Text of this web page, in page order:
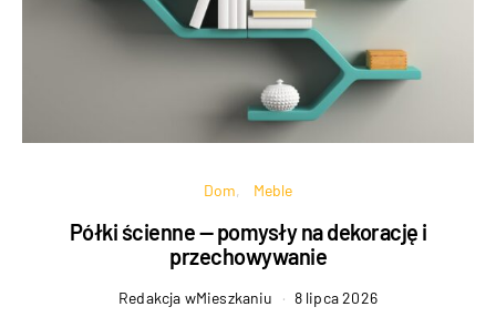
Dom Meble
Półki ścienne — pomysły na dekorację i
przechowywanie
Redakcja wMieszkaniu 8 lipca 2026